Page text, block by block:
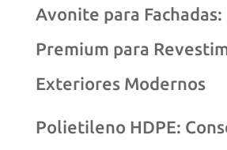
Avonite para Fachadas:
Premium para
Exteriores Modernos
Polietileno HDPE: